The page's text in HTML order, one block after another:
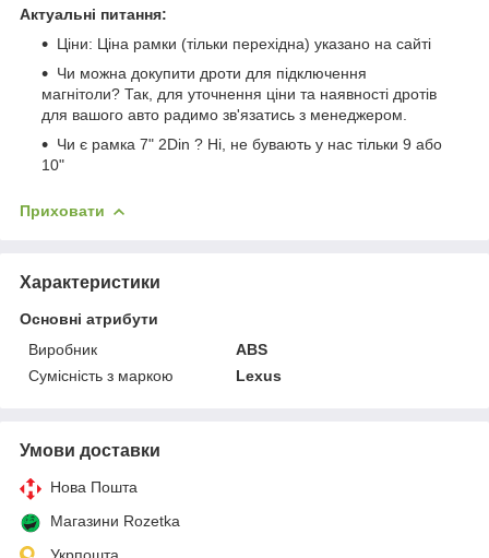
Актуальні питання:
Ціни: Ціна рамки (тільки перехідна) указано на сайті
Чи можна докупити дроти для підключення
магнітоли? Так, для уточнення ціни та наявності дротів
для вашого авто радимо зв'язатись з менеджером.
Чи є рамка 7" 2Din ? Ні, не бувають у нас тільки 9 або
10"
Приховати
Характеристики
Основні атрибути
Виробник
ABS
Сумісність з маркою
Lexus
Умови доставки
Нова Пошта
Магазини Rozetka
Укрпошта